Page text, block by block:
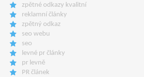
zpětné odkazy kvalitní
reklamní články
zpětný odkaz
seo webu
seo
levné pr články
pr levně
PR článek